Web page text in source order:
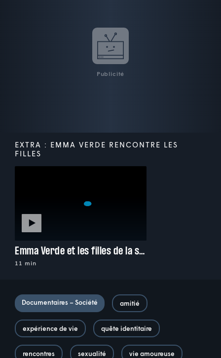
Publicité
EXTRA : EMMA VERDE RENCONTRE LES
FILLES
Emma Verde et les filles de la série
11 min
Documentaires – Société amitié
expérience de vie quête identitaire
rencontres sexualité vie amoureuse